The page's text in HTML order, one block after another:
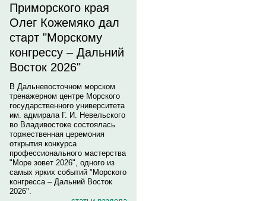
Приморского края
Олег Кожемяко дал
старт "Морскому
конгрессу – Дальний
Восток 2026"
В Дальневосточном морском
тренажерном центре Морского
государственного университета
им. адмирала Г. И. Невельского
во Владивостоке состоялась
торжественная церемония
открытия конкурса
профессионального мастерства
"Море зовет 2026", одного из
самых ярких событий "Морского
конгресса – Дальний Восток
2026".